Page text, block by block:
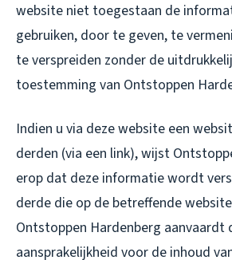
website niet toegestaan de
gebruiken, door te geven, te
te verspreiden zonder de
toestemming van Ontstoppen
Indien u via deze website een
derden (via een link), wijst
erop dat deze informatie wordt
derde die op de betreffende
Ontstoppen Hardenberg aanvaardt
aansprakelijkheid voor de inhoud